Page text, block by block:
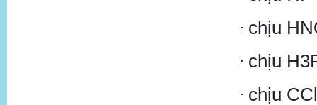
+ chịu
+ chịu
+ chịu